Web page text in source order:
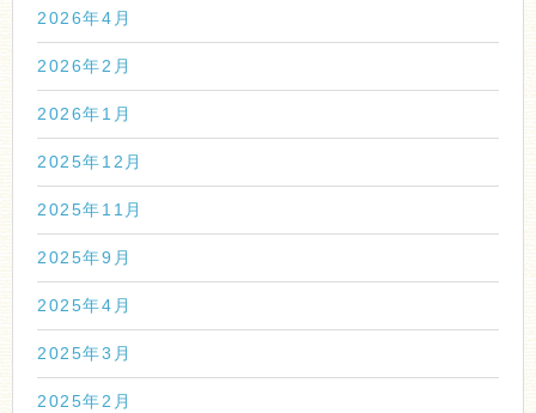
2026年4月
2026年2月
2026年1月
2025年12月
2025年11月
2025年9月
2025年4月
2025年3月
2025年2月